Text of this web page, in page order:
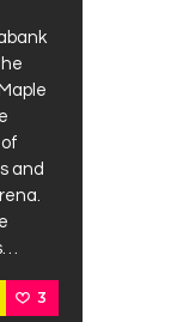
and
3